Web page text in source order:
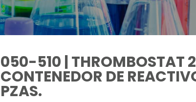
050-510 | THROMBOSTAT
CONTENEDOR DE
PZAS.